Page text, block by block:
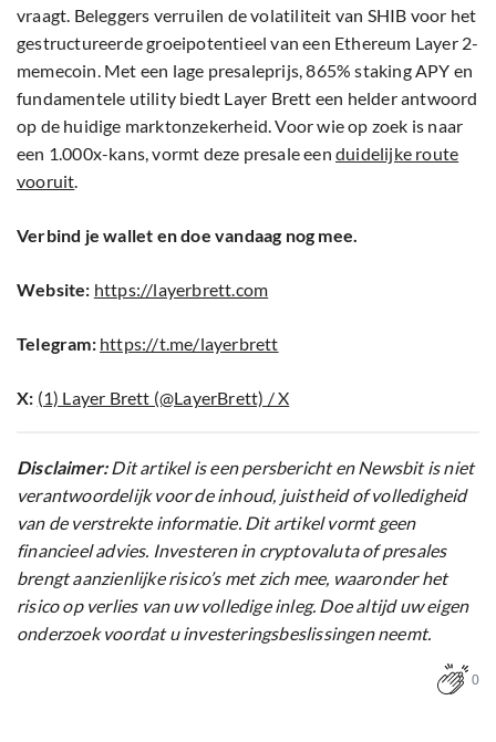
vraagt. Beleggers verruilen de volatiliteit van SHIB voor het
gestructureerde groeipotentieel van een Ethereum Layer 2-
memecoin. Met een lage presaleprijs, 865% staking APY en
fundamentele utility biedt Layer Brett een helder antwoord
op de huidige marktonzekerheid. Voor wie op zoek is naar
een 1.000x-kans, vormt deze presale een duidelijke route
vooruit.
Verbind je wallet en doe vandaag nog mee.
Website: https://layerbrett.com
Telegram: https://t.me/layerbrett
X: (1) Layer Brett (@LayerBrett) / X
Disclaimer:Dit artikel is een persbericht en Newsbit is niet
verantwoordelijk voor de inhoud, juistheid of volledigheid
van de verstrekte informatie. Dit artikel vormt geen
financieel advies. Investeren in cryptovaluta of presales
brengt aanzienlijke risico’s met zich mee, waaronder het
risico op verlies van uw volledige inleg. Doe altijd uw eigen
onderzoek voordat u investeringsbeslissingen neemt.
0